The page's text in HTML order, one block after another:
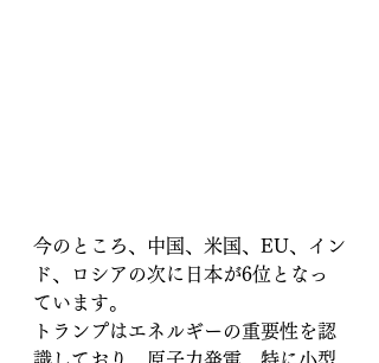
今のところ、中国、米国、EU、イン
ド、ロシアの次に日本が6位となっ
ています。
トランプはエネルギーの重要性を認
識しており、原子力発電、特に小型